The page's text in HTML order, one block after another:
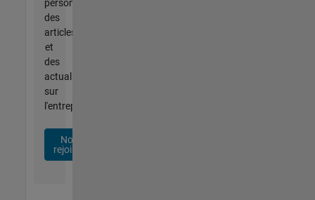
personnalisées,
des
articles
et
des
actualités
sur
l'entreprise.
Nous
rejoindre